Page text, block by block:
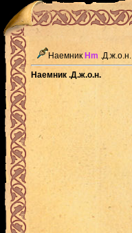
Наемник Hm .Д.ж.о.н.
Наемник .Д.ж.о.н.